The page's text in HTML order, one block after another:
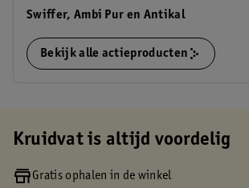
Swiffer, Ambi Pur en Antikal
Bekijk alle actieproducten
Kruidvat is altijd voordelig
Gratis ophalen in de winkel